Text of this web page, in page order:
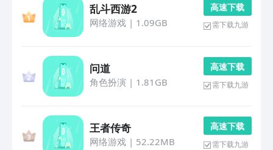
乱斗西游2
网络游戏| 1.09GB
高 速 下 载
需下载九游
问道
角色扮演 | 1.81GB
高 速 下 载
需下载九游
王者传奇
网络游戏| 52.22MB
高 速 下 载
需下载九游